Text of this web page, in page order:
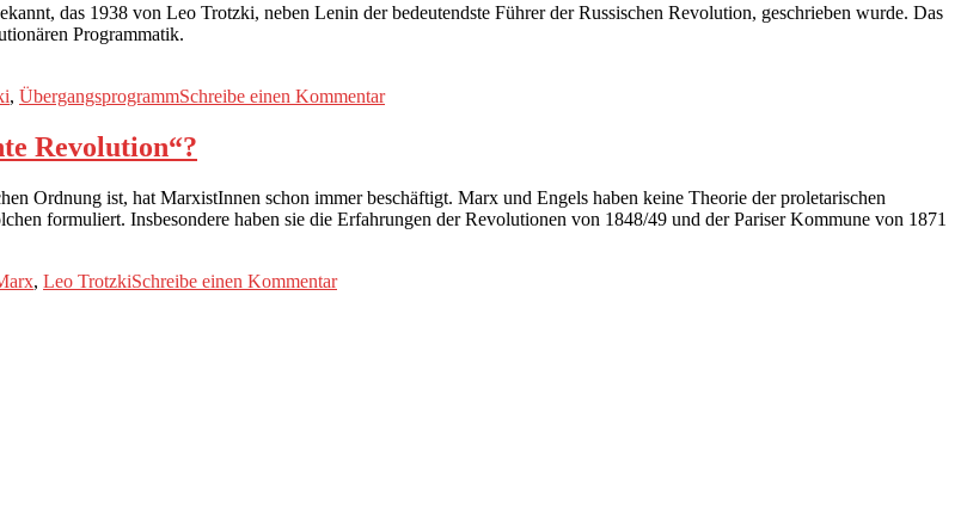
das 1938 von Leo Trotzki, neben Lenin der bedeutendste Führer der Russischen Revolution, geschrieben wurde. Das
Programmatik.
, ÜbergangsprogrammSchreibe einen Kommentarzu
Das
Übergangsprogramm
Revolution“?
Ordnung ist, hat MarxistInnen schon immer beschäftigt. Marx und Engels haben keine Theorie der proletarischen
formuliert. Insbesondere haben sie die Erfahrungen der Revolutionen von 1848/49 und der Pariser Kommune von 1871
, Leo TrotzkiSchreibe einen Kommentarzu